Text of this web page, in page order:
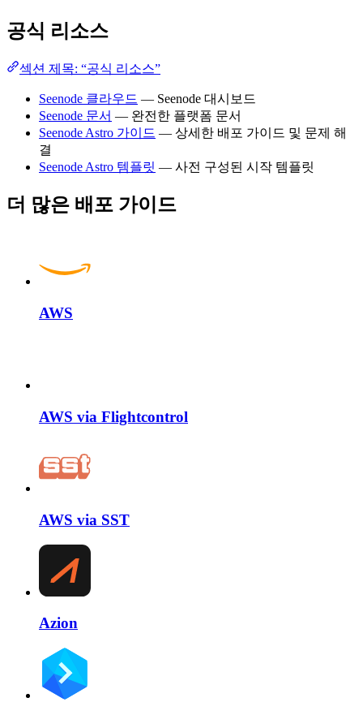
공식 리소스
섹션 제목: “공식 리소스”
Seenode 클라우드 — Seenode 대시보드
Seenode 문서 — 완전한 플랫폼 문서
Seenode Astro 가이드 — 상세한 배포 가이드 및 문제 해
결
Seenode Astro 템플릿 — 사전 구성된 시작 템플릿
더 많은 배포 가이드
AWS
AWS via Flightcontrol
AWS via SST
Azion